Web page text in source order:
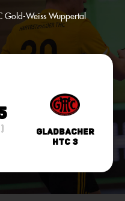
Gold-Weiss Wuppertal
Gladbacher
HTC 3